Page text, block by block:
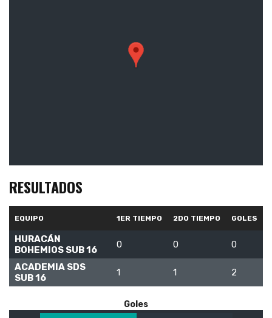
RESULTADOS
EQUIPO 1ER TIEMPO 2DO TIEMPO GOLES
HURACÁN
BOHEMIOS SUB 16
0 0 0
ACADEMIA SDS
SUB 16
1 1 2
Goles